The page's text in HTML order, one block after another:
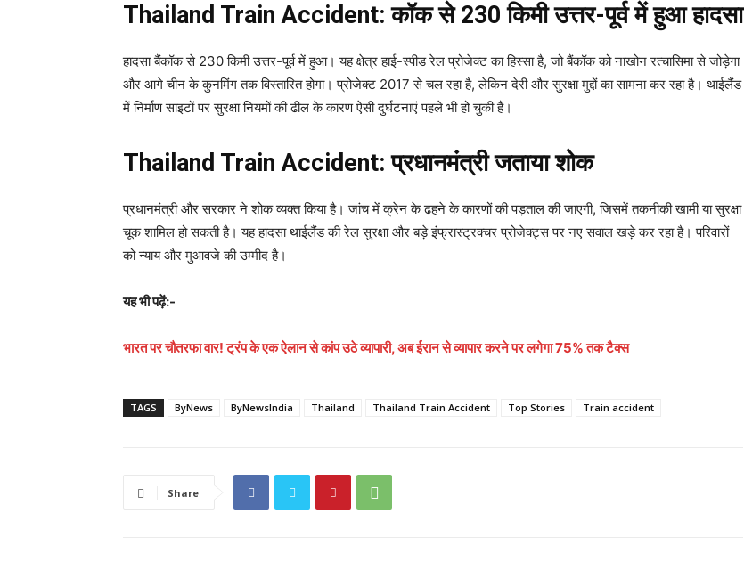
Thailand Train Accident: कॉक से 230 किमी उत्तर-पूर्व में हुआ हादसा
हादसा बैंकॉक से 230 किमी उत्तर-पूर्व में हुआ। यह क्षेत्र हाई-स्पीड रेल प्रोजेक्ट का हिस्सा है, जो बैंकॉक को नाखोन रत्चासिमा से जोड़ेगा
और आगे चीन के कुनमिंग तक विस्तारित होगा। प्रोजेक्ट 2017 से चल रहा है, लेकिन देरी और सुरक्षा मुद्दों का सामना कर रहा है। थाईलैंड
में निर्माण साइटों पर सुरक्षा नियमों की ढील के कारण ऐसी दुर्घटनाएं पहले भी हो चुकी हैं।
Thailand Train Accident: प्रधानमंत्री जताया शोक
प्रधानमंत्री और सरकार ने शोक व्यक्त किया है। जांच में क्रेन के ढहने के कारणों की पड़ताल की जाएगी, जिसमें तकनीकी खामी या सुरक्षा
चूक शामिल हो सकती है। यह हादसा थाईलैंड की रेल सुरक्षा और बड़े इंफ्रास्ट्रक्चर प्रोजेक्ट्स पर नए सवाल खड़े कर रहा है। परिवारों
को न्याय और मुआवजे की उम्मीद है।
यह भी पढ़ें:-
भारत पर चौतरफा वार! ट्रंप के एक ऐलान से कांप उठे व्यापारी, अब ईरान से व्यापार करने पर लगेगा 75% तक टैक्स
TAGS ByNews ByNewsIndia Thailand Thailand Train Accident Top Stories Train accident
Share